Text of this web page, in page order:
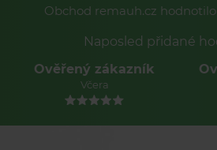
Obchod remauh.cz
Naposled přidané
Ověřený zákazník
Před 2 dny